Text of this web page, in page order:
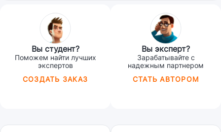
Вы студент?
Поможем найти лучших
экспертов
СОЗДАТЬ ЗАКАЗ
Вы эксперт?
Зарабатывайте с
надежным партнером
СТАТЬ АВТОРОМ